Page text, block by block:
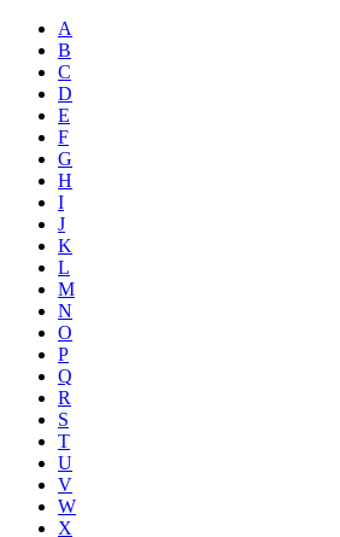
A
B
C
D
E
F
G
H
I
J
K
L
M
N
O
P
Q
R
S
T
U
V
W
X